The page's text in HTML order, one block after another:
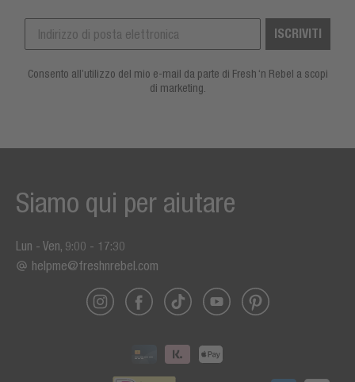
ISCRIVITI
Consento all’utilizzo del mio e-mail da parte di Fresh ‘n Rebel a scopi
di marketing.
Siamo qui per aiutare
Lun - Ven, 9:00 - 17:30
helpme@freshnrebel.com